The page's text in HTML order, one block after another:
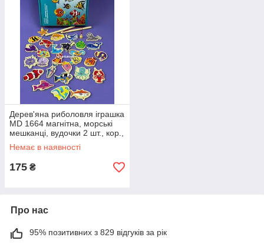
Дерев'яна риболовля іграшка
MD 1664 магнітна, морські
мешканці, вудочки 2 шт., кор.,
21,5-17
Немає в наявності
175 ₴
Про нас
95% позитивних з 829 відгуків за рік